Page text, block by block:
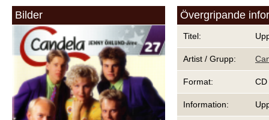
Bilder Övergripande
Titel:
Artist / Grupp:
Format: CD
Information: